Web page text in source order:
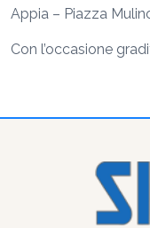
Appia – Piazza
Con l’occasione